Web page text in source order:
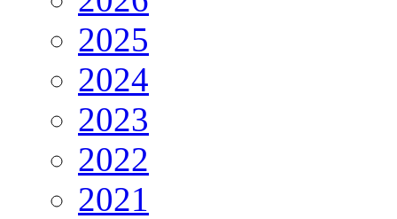
2025
2024
2023
2022
2021